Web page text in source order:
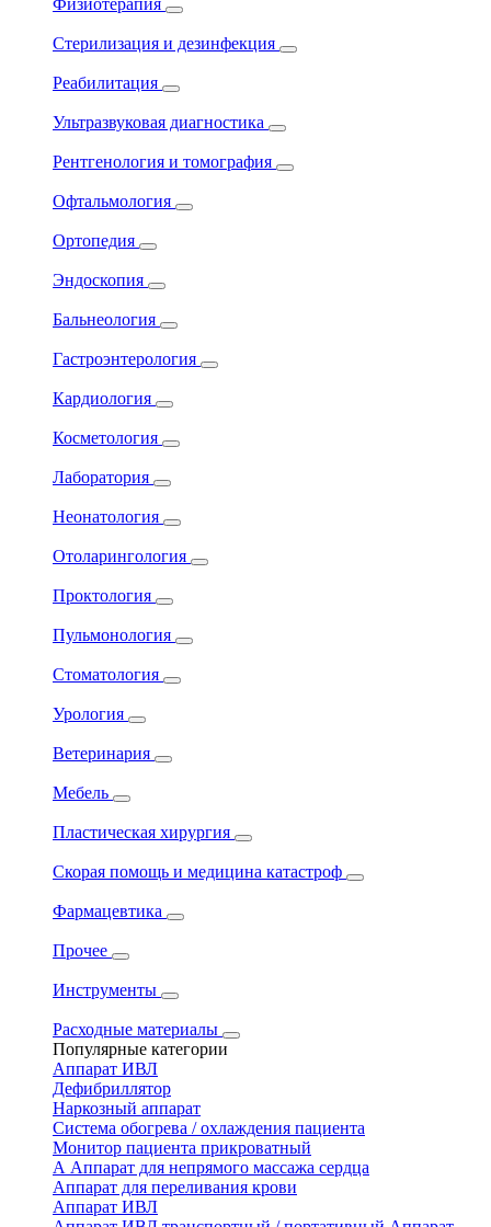
Физиотерапия
Стерилизация и дезинфекция
Реабилитация
Ультразвуковая диагностика
Рентгенология и томография
Офтальмология
Ортопедия
Эндоскопия
Бальнеология
Гастроэнтерология
Кардиология
Косметология
Лаборатория
Неонатология
Отоларингология
Проктология
Пульмонология
Стоматология
Урология
Ветеринария
Мебель
Пластическая хирургия
Скорая помощь и медицина катастроф
Фармацевтика
Прочее
Инструменты
Расходные материалы
Популярные категории
Аппарат ИВЛ
Дефибриллятор
Наркозный аппарат
Система обогрева / охлаждения пациента
Монитор пациента прикроватный
А Аппарат для непрямого массажа сердца
Аппарат для переливания крови
Аппарат ИВЛ